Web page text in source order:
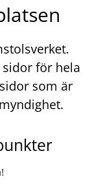
sidor för hela
som är